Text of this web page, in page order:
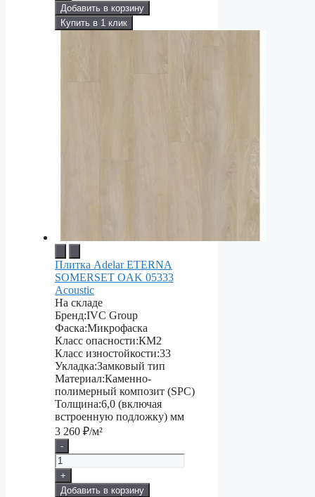
Добавить в корзину
Купить в 1 клик
Плитка Adelar ETERNA
SOMERSET OAK 05333
Acoustic
На складе
Бренд:IVC Group
Фаска:Микрофаска
Класс опасности:КМ2
Класс изностойкости:33
Укладка:Замковый тип
Материал:Каменно-
полимерный композит (SPC)
Толщина:6,0 (включая
встроенную подложку) мм
3 260 ₽/м²
-
+
Добавить в корзину